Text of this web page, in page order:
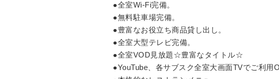
●全室Wi-Fi完備。
●無料駐車場完備。
●豊富なお役立ち商品貸し出し。
●全室大型テレビ完備。
●全室VOD見放題☆豊富なタイトル☆
●YouTube、各サブスク全室大画面TVでご利用